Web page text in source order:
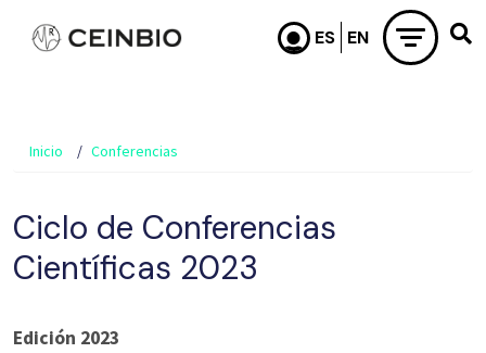
Pasar al contenido principal
Inicio Conferencias
Ciclo de Conferencias
Científicas 2023
Edición 2023